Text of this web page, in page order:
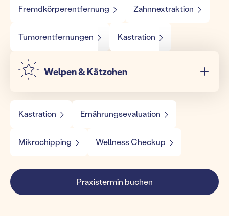
Fremdkörperentfernung Zahnnextraktion
Tumorentfernungen Kastration
Welpen & Kätzchen
Kastration Ernährungsevaluation
Mikrochipping Wellness Checkup
Praxistermin buchen